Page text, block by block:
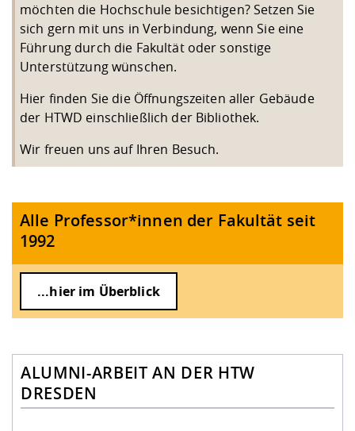
möchten die Hochschule besichtigen? Setzen Sie
sich gern mit uns in Verbindung, wenn Sie eine
Führung durch die Fakultät oder sonstige
Unterstützung wünschen.
Hier finden Sie die Öffnungszeiten aller Gebäude
der HTWD einschließlich der Bibliothek.
Wir freuen uns auf Ihren Besuch.
Alle Professor*innen der Fakultät seit
1992
...hier im Überblick
ALUMNI-ARBEIT AN DER HTW
DRESDEN